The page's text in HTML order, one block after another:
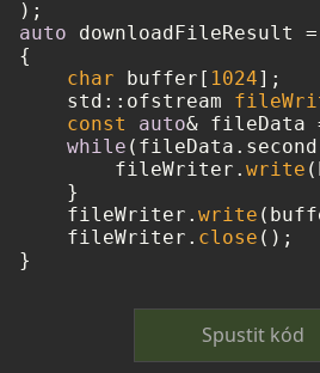
auto downloadFileResult
{
char buffer[ 1024];
    std::ofstream
const
auto& fileData
while
        fileWriter.
write
    }
    fileWriter.
write
    fileWriter.
close ();
Spustit kód